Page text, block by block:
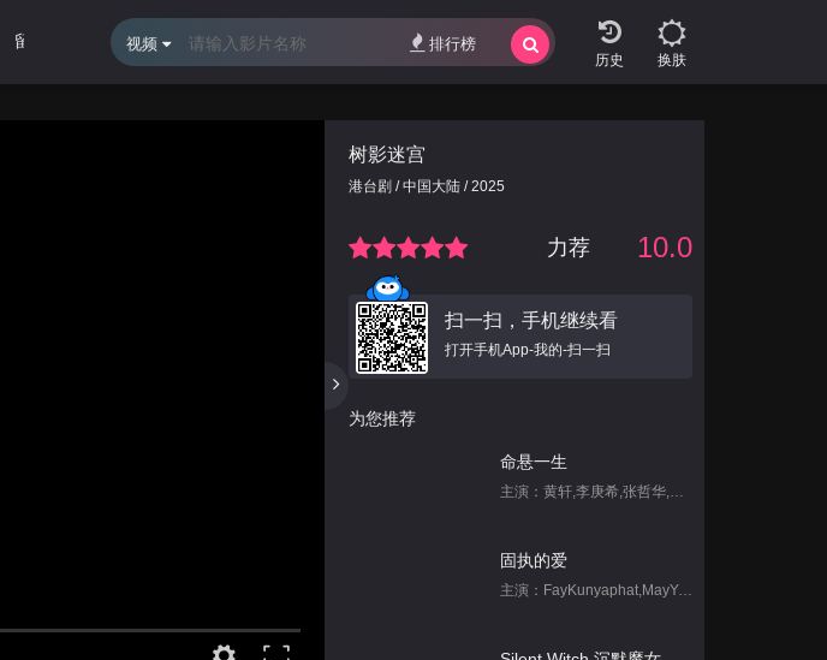
留言报错
换肤
视频 排行榜
树影迷宫
港台剧 / 中国大陆 / 2025
力荐 10.0
扫一扫，手机继续看
打开手机App-我的-扫一扫
为您推荐
命悬一生
主演：黄轩,李庚希,张哲华,白宇帆,尹昉,姜珮瑶
固执的爱
主演：FayKunyaphat,MayYada